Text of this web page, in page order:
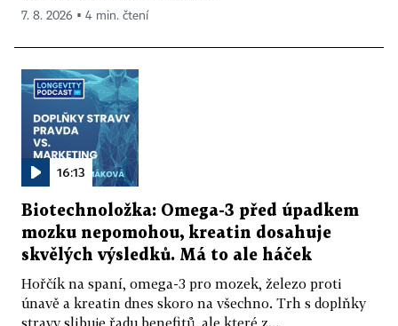
7. 8. 2026 ▪ 4 min. čtení
16:13
Biotechnoložka: Omega-3 před úpadkem
mozku nepomohou, kreatin dosahuje
skvělých výsledků. Má to ale háček
Hořčík na spaní, omega-3 pro mozek, železo proti
únavě a kreatin dnes skoro na všechno. Trh s doplňky
stravy slibuje řadu benefitů, ale které z...